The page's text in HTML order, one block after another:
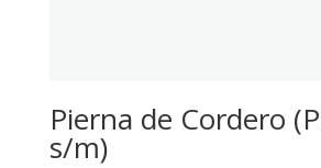
Pierna de Cordero
s/m)